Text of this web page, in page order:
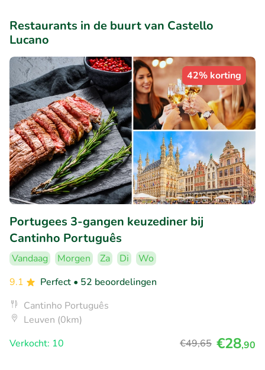
Restaurants in de buurt van Castello
Lucano
42% korting
Portugees 3-gangen keuzediner bij
Cantinho Português
Vandaag Morgen Za Di
Wo
9.1
Perfect • 52 beoordelingen
Cantinho Português
Leuven (0km)
Verkocht: 10
€49,65 €28,90